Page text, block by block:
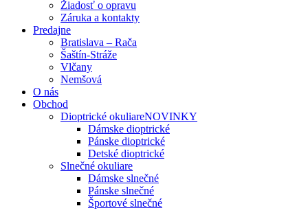
Žiadosť o opravu
Záruka a kontakty
Predajne
Bratislava – Rača
Šaštín-Stráže
Vlčany
Nemšová
O nás
Obchod
Dioptrické okuliareNOVINKY
Dámske dioptrické
Pánske dioptrické
Detské dioptrické
Slnečné okuliare
Dámske slnečné
Pánske slnečné
Športové slnečné